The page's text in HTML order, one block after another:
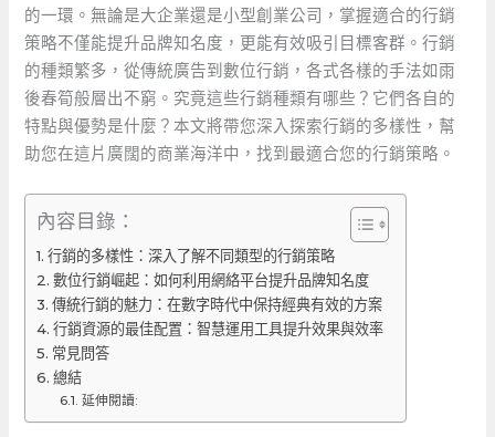
的一環。無論是大企業還是小型創業公司，掌握適合的行銷
策略不僅能提升品牌知名度，更能有效吸引目標客群。行銷
的種類繁多，從傳統廣告到數位行銷，各式各樣的手法如雨
後春筍般層出不窮。究竟這些行銷種類有哪些？它們各自的
特點與優勢是什麼？本文將帶您深入探索行銷的多樣性，幫
助您在這片廣闊的商業海洋中，找到最適合您的行銷策略。
內容目錄：
行銷的多樣性：深入了解不同類型的行銷策略
數位行銷崛起：如何利用網絡平台提升品牌知名度
傳統行銷的魅力：在數字時代中保持經典有效的方案
行銷資源的最佳配置：智慧運用工具提升效果與效率
常見問答
總結
延伸閱讀: